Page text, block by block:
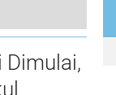
Semangat “Bersatu, Berdaulat, Rakyat Sejahtera, Indonesia Maju”, Disdukcapil Tomohon Rayakan HUT ke-80 RI
Dimulai,